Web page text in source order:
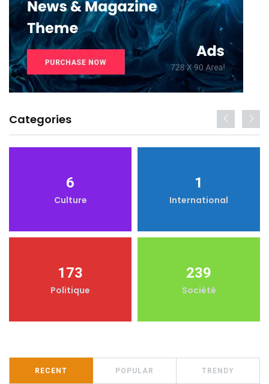
Categories
6
Culture
1
International
173
Politique
239
Société
RECENT POPULAR TRENDY